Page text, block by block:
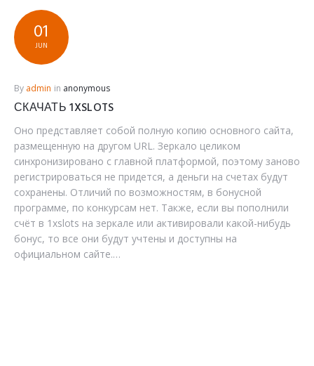
TAG:
BOU-
SOSH6.RU
01
JUN
By admin in anonymous
СКАЧАТЬ 1XSLOTS
Оно представляет собой полную копию основного сайта,
размещенную на другом URL. Зеркало целиком
синхронизировано с главной платформой, поэтому заново
регистрироваться не придется, а деньги на счетах будут
сохранены. Отличий по возможностям, в бонусной
программе, по конкурсам нет. Также, если вы пополнили
счёт в 1xslots на зеркале или активировали какой-нибудь
бонус, то все они будут учтены и доступны на
официальном сайте.…